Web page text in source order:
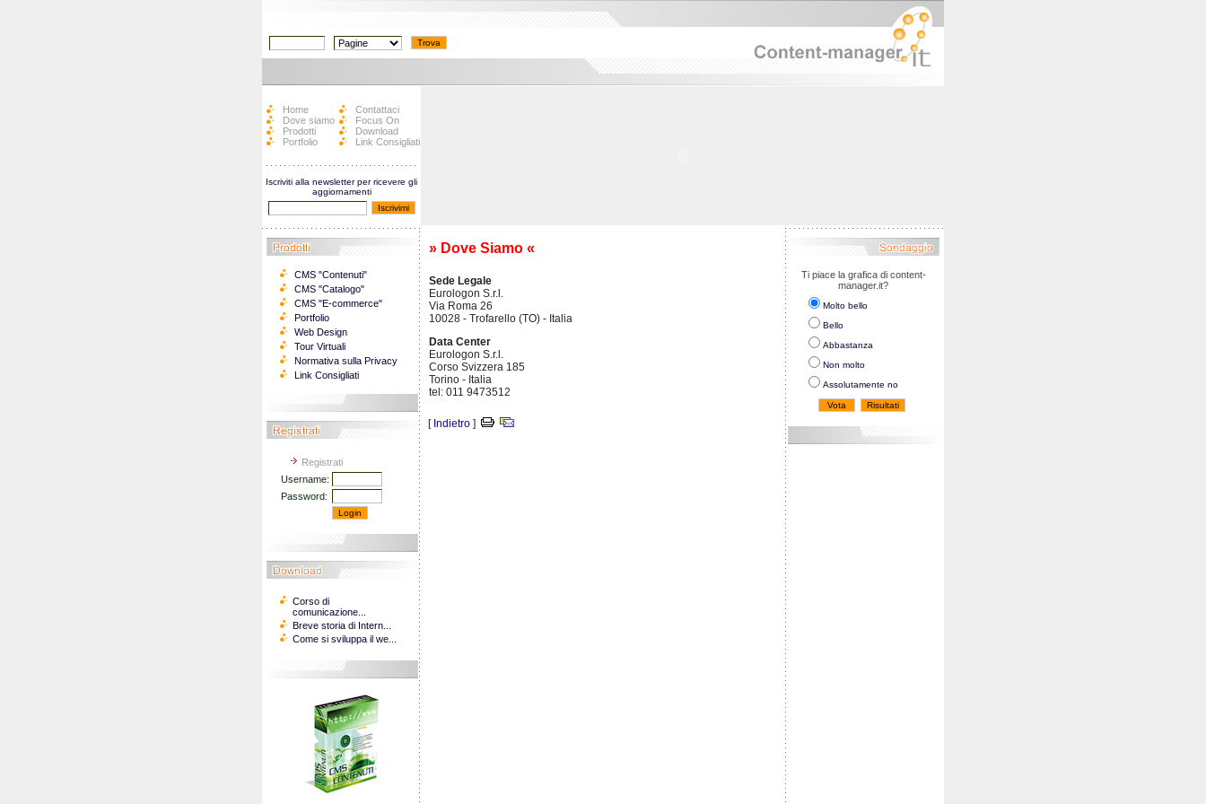
Home
Contattaci
Dove siamo
Focus On
Prodotti
Download
Portfolio
Link Consigliati
Iscriviti alla newsletter per ricevere gli
aggiornamenti
CMS "Contenuti"
CMS "Catalogo"
CMS "E-commerce"
Portfolio
Web Design
Tour Virtuali
Normativa sulla Privacy
Link Consigliati
Registrati
Username:
Password:
Corso di
comunicazione...
Breve storia di Intern...
Come si sviluppa il we...
» Dove Siamo «
Sede Legale
Eurologon S.r.l.
Via Roma 26
10028 - Trofarello (TO) - Italia
Data Center
Eurologon S.r.l.
Corso Svizzera 185
Torino - Italia
tel: 011 9473512
[ Indietro ]
Ti piace la grafica di content-
manager.it?
Molto bello
Bello
Abbastanza
Non molto
Assolutamente no